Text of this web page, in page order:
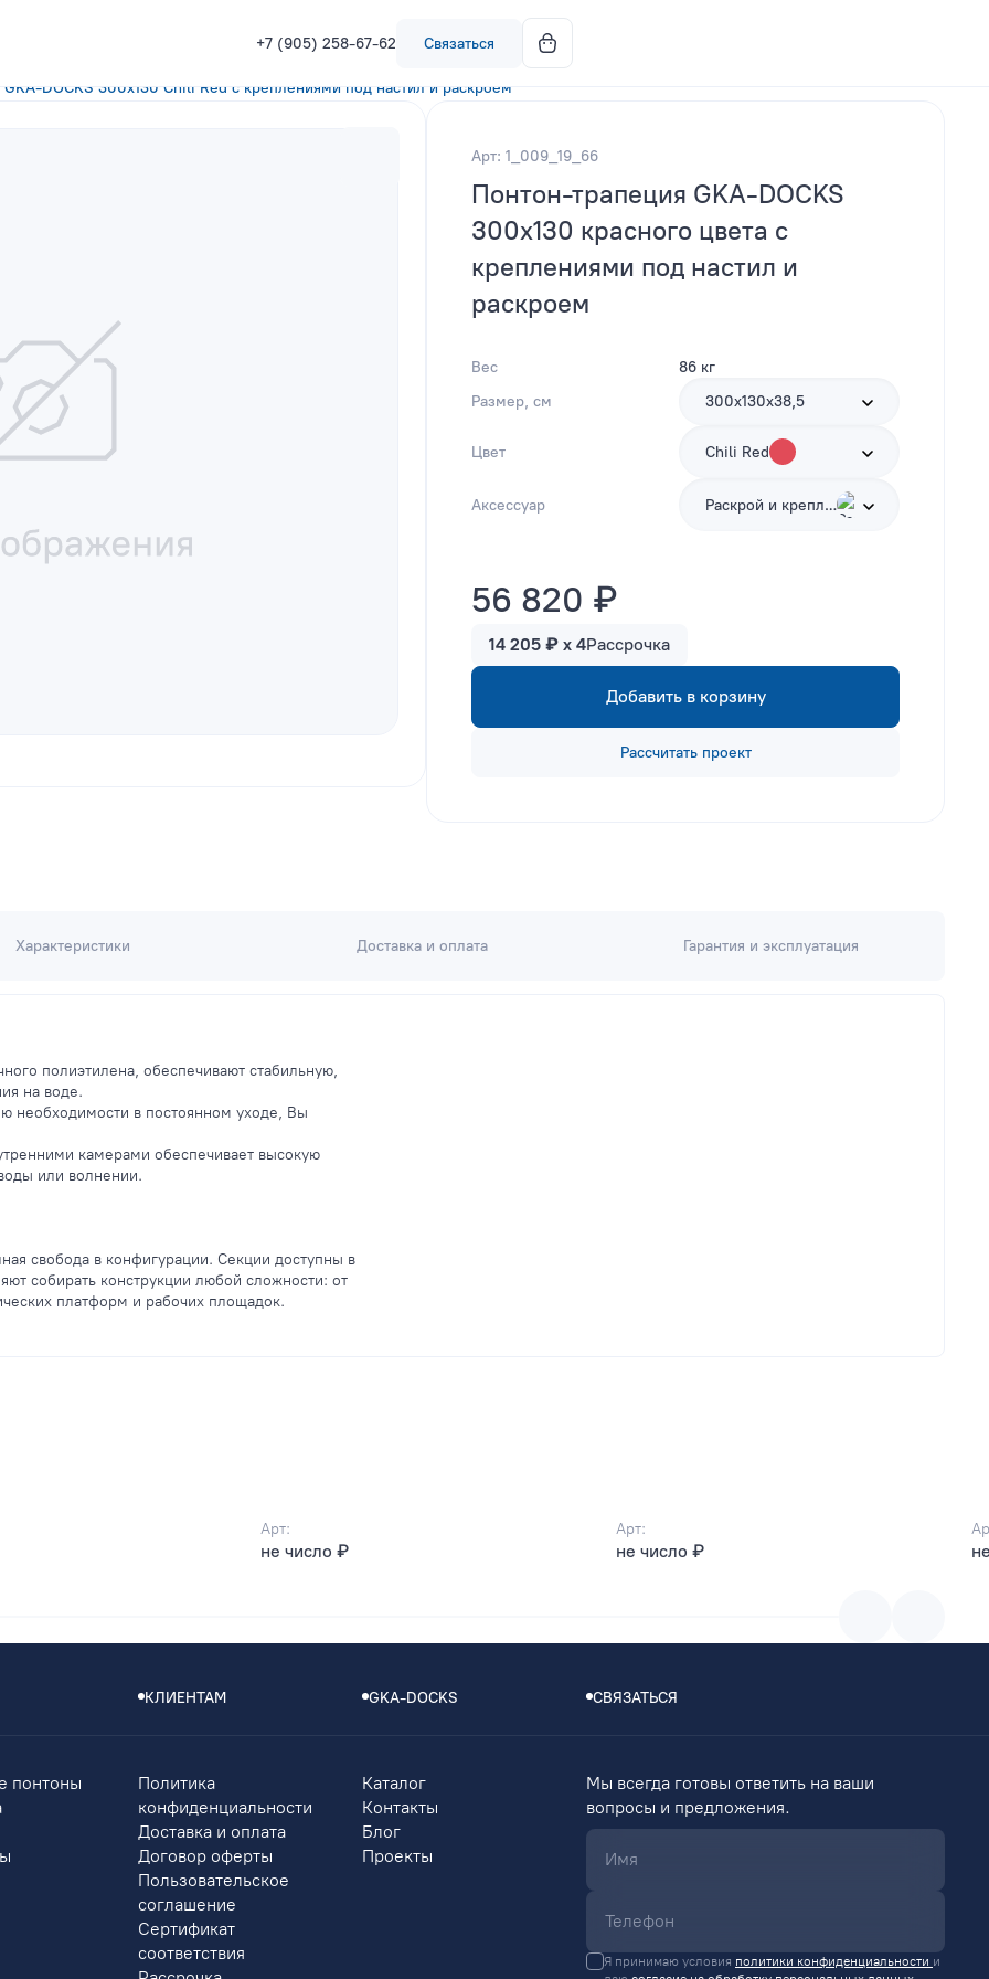
+7 (905) 258-67-62 Связаться
DOCKS 300x130 Chili Red с креплениями под настил и раскроем
Арт: 1_009_19_66
Понтон-трапеция GKA-DOCKS
300x130 красного цвета с
креплениями под настил и
раскроем
Вес
86 кг
Размер, см
300х130х38,5
Цвет Chili Red
Аксессуар Раскрой и крепления
56 820 ₽
14 205 ₽ x 4Рассрочка
Добавить в корзину
Рассчитать проект
Характеристики Доставка и оплата Гарантия и эксплуатация
полиэтилена, обеспечивают стабильную,
на воде.
необходимости в постоянном уходе, Вы
камерами обеспечивает высокую
или волнении.
свобода в конфигурации. Секции доступны в
собирать конструкции любой сложности: от
платформ и рабочих площадок.
Арт:
не число ₽
Арт:
не число ₽
КЛИЕНТАМ GKA-DOCKS СВЯЗАТЬСЯ
понтоны
Политика
конфиденциальности
Доставка и оплата
Договор оферты
Пользовательское
соглашение
Сертификат
соответствия
Каталог
Контакты
Блог
Проекты
Мы всегда готовы ответить на ваши
вопросы и предложения.
Я принимаю условия политики конфиденциальности и